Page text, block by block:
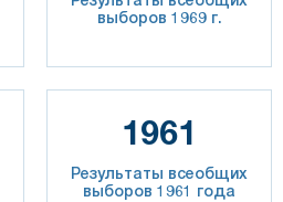
выборов 1969 г.
1961
Результаты всеобщих
выборов 1961 года